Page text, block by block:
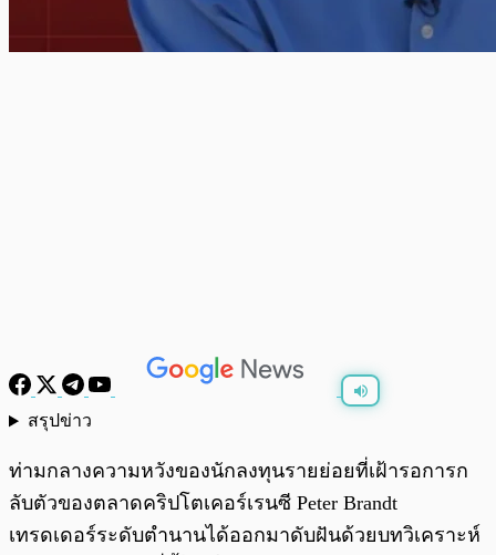
สรุปข่าว
ท่ามกลางความหวังของนักลงทุนรายย่อยที่เฝ้ารอการก
ลับตัวของตลาดคริปโตเคอร์เรนซี Peter Brandt
เทรดเดอร์ระดับตำนานได้ออกมาดับฝันด้วยบทวิเคราะห์